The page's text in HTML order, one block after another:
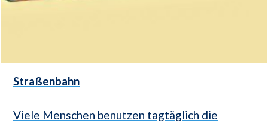
Straßenbahn
Viele Menschen benutzen tagtäglich die